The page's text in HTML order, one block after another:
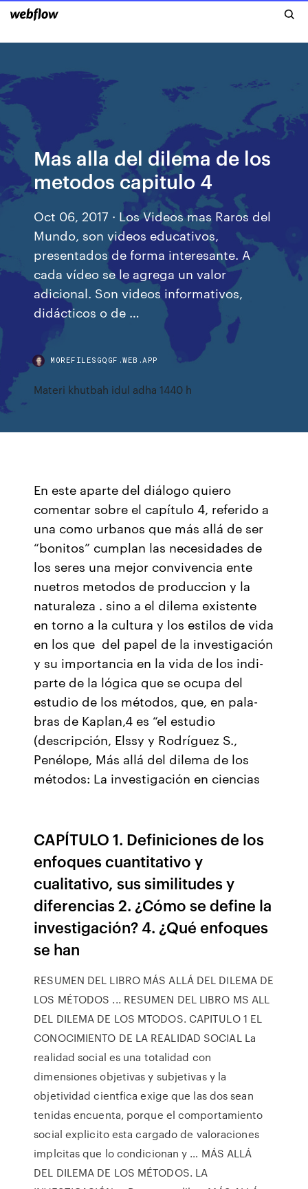
Mas alla del dilema de los
metodos capitulo 4
Oct 06, 2017 · Los Videos mas Raros del
Mundo, son videos educativos,
presentados de forma interesante. A
cada vídeo se le agrega un valor
adicional. Son videos informativos,
didácticos o de …
MOREFILESGQGF.WEB.APP
Materi khutbah idul adha 1440 h
En este aparte del diálogo quiero
comentar sobre el capítulo 4, referido a
una como urbanos que más allá de ser
“bonitos” cumplan las necesidades de
los seres una mejor convivencia ente
nuetros metodos de produccion y la
naturaleza . sino a el dilema existente
en torno a la cultura y los estilos de vida
en los que del papel de la investigación
y su importancia en la vida de los indi-
parte de la lógica que se ocupa del
estudio de los métodos, que, en pala-
bras de Kaplan,4 es “el estudio
(descripción, Elssy y Rodríguez S.,
Penélope, Más allá del dilema de los
métodos: La investigación en ciencias
CAPÍTULO 1. Definiciones de los
enfoques cuantitativo y
cualitativo, sus similitudes y
diferencias 2. ¿Cómo se define la
investigación? 4. ¿Qué enfoques
se han
RESUMEN DEL LIBRO MÁS ALLÁ DEL DILEMA DE
LOS MÉTODOS ... RESUMEN DEL LIBRO MS ALL
DEL DILEMA DE LOS MTODOS. CAPITULO 1 EL
CONOCIMIENTO DE LA REALIDAD SOCIAL La
realidad social es una totalidad con
dimensiones objetivas y subjetivas y la
objetividad cientfica exige que las dos sean
tenidas encuenta, porque el comportamiento
social explicito esta cargado de valoraciones
implcitas que lo condicionan y … MÁS ALLÁ
DEL DILEMA DE LOS MÉTODOS. LA